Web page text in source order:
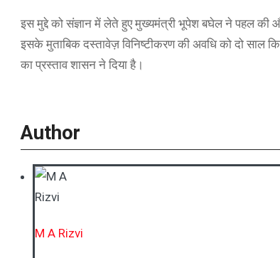
इस मुद्दे को संज्ञान में लेते हुए मुख्यमंत्री भूपेश बघेल ने पहल की
इसके मुताबिक दस्तावेज़ विनिष्टीकरण की अवधि को दो साल
का प्रस्ताव शासन ने दिया है।
Author
M A Rizvi